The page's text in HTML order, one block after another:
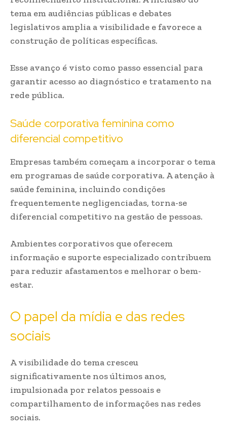
tema em audiências públicas e debates
legislativos amplia a visibilidade e favorece a
construção de políticas específicas.
Esse avanço é visto como passo essencial para
garantir acesso ao diagnóstico e tratamento na
rede pública.
Saúde corporativa feminina como
diferencial competitivo
Empresas também começam a incorporar o tema
em programas de saúde corporativa. A atenção à
saúde feminina, incluindo condições
frequentemente negligenciadas, torna-se
diferencial competitivo na gestão de pessoas.
Ambientes corporativos que oferecem
informação e suporte especializado contribuem
para reduzir afastamentos e melhorar o bem-
estar.
O papel da mídia e das redes
sociais
A visibilidade do tema cresceu
significativamente nos últimos anos,
impulsionada por relatos pessoais e
compartilhamento de informações nas redes
sociais.